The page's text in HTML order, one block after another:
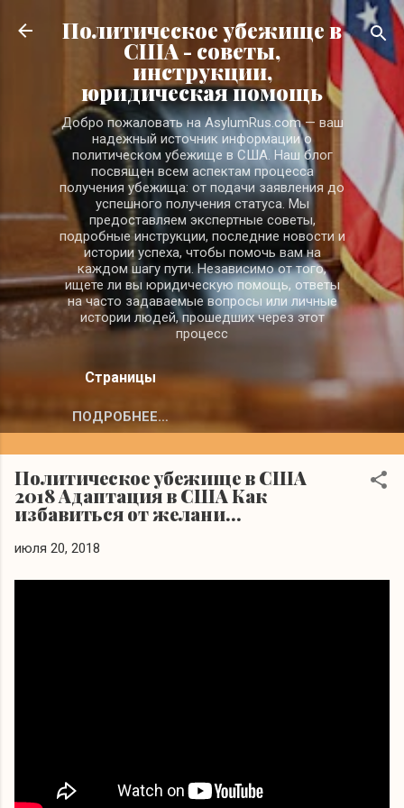
К основному контенту
Политическое убежище в
США - советы,
инструкции,
юридическая помощь
Добро пожаловать на AsylumRus.com — ваш
надежный источник информации о
политическом убежище в США. Наш блог
посвящен всем аспектам процесса
получения убежища: от подачи заявления до
успешного получения статуса. Мы
предоставляем экспертные советы,
подробные инструкции, последние новости и
истории успеха, чтобы помочь вам на
каждом шагу пути. Независимо от того,
ищете ли вы юридическую помощь, ответы
на часто задаваемые вопросы или личные
истории людей, прошедших через этот
процесс
Страницы
ПОДРОБНЕЕ…
Политическое убежище в США
2018 Адаптация в США Как
избавиться от желани...
июля 20, 2018